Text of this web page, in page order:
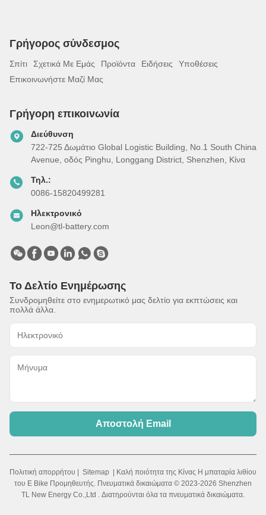
Γρήγορος σύνδεσμος
Σπίτι Σχετικά Με Εμάς Προϊόντα Ειδήσεις
Υποθέσεις
Επικοινωνήστε Μαζί Μας
Γρήγορη επικοινωνία
Διεύθυνση
722-725 Δωμάτιο Global Logistic Building, Νο.1 South China
Avenue, οδός Pinghu, Longgang District, Shenzhen, Κίνα
Τηλ.:
0086-15820499281
Ηλεκτρονικό
Leon@tl-battery.com
Το Δελτίο Ενημέρωσης
Συνδρομηθείτε στο ενημερωτικό μας δελτίο για εκπτώσεις και
πολλά άλλα.
Αποστολή Email
Πολιτική απορρήτου | Sitemap | Καλή ποιότητα της Κίνας Η μπαταρία λιθίου
του E Bike Προμηθευτής. Πνευματικά δικαιώματα © 2023-2026 Shenzhen
TL New Energy Co.,Ltd . Διατηρούνται όλα τα πνευματικά δικαιώματα.